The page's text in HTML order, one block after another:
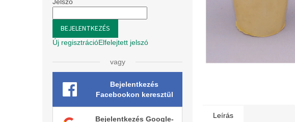
BEJELENTKEZÉS
Új regisztrációElfelejtett jelszó
vagy
Bejelentkezés
Facebookon keresztül
Bejelentkezés Google-
Leírás